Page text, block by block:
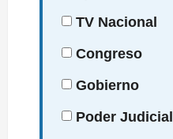
TV Nacional
Congreso
Gobierno
Poder Judicial